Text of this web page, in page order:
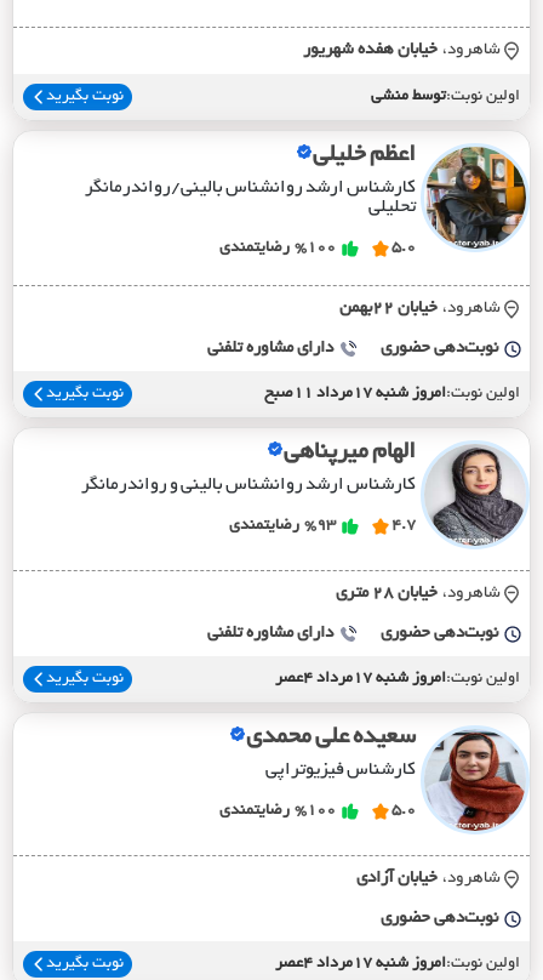
شاهرود، خيابان هفده شهريور
اولین نوبت:توسط منشی نوبت بگیرید
اعظم خلیلی
کارشناس ارشد روانشناس بالینی/رواندرمانگر
تحلیلی
5.0
%100 رضایتمندی
شاهرود، خيابان 22بهمن
نوبت‌دهی حضوری دارای مشاوره تلفنی
اولین نوبت:امروز شنبه 17مرداد 11صبح نوبت بگیرید
الهام میرپناهی
کارشناس ارشد روانشناس بالینی و رواندرمانگر
4.7
%93 رضایتمندی
شاهرود، خيابان 28 متري
نوبت‌دهی حضوری دارای مشاوره تلفنی
اولین نوبت:امروز شنبه 17مرداد 4عصر نوبت بگیرید
سعیده علی محمدی
کارشناس فیزیوتراپی
5.0
%100 رضایتمندی
شاهرود، خيابان آزادي
نوبت‌دهی حضوری
اولین نوبت:امروز شنبه 17مرداد 4عصر نوبت بگیرید